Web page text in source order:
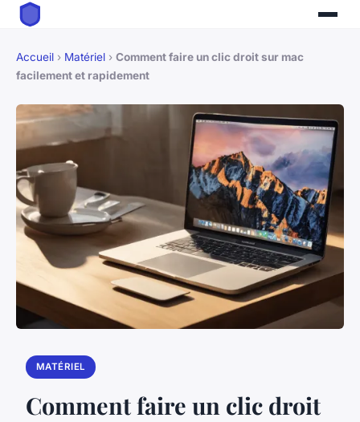
Accueil › Matériel › Comment faire un clic droit sur mac
facilement et rapidement
MATÉRIEL
Comment faire un clic droit